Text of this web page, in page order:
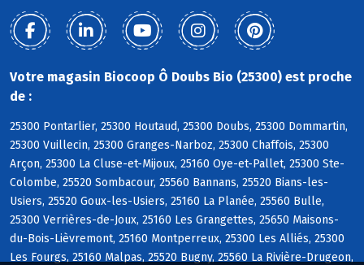
Votre magasin Biocoop Ô Doubs Bio (25300) est proche
de :
25300 Pontarlier, 25300 Houtaud, 25300 Doubs, 25300 Dommartin,
25300 Vuillecin, 25300 Granges-Narboz, 25300 Chaffois, 25300
Arçon, 25300 La Cluse-et-Mijoux, 25160 Oye-et-Pallet, 25300 Ste-
Colombe, 25520 Sombacour, 25560 Bannans, 25520 Bians-les-
Usiers, 25520 Goux-les-Usiers, 25160 La Planée, 25560 Bulle,
25300 Verrières-de-Joux, 25160 Les Grangettes, 25650 Maisons-
du-Bois-Lièvremont, 25160 Montperreux, 25300 Les Alliés, 25300
Les Fourgs, 25160 Malpas, 25520 Bugny, 25560 La Rivière-Drugeon,